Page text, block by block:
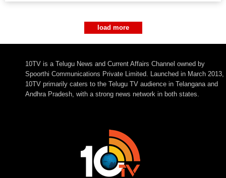
load more
10TV is a Telugu News and Current Affairs Channel owned by
Spoorthi Communications Private Limited. Launched in March 2013,
10TV primarily caters to the Telugu TV audience in Telangana and
Andhra Pradesh, with a strong news network in both states.